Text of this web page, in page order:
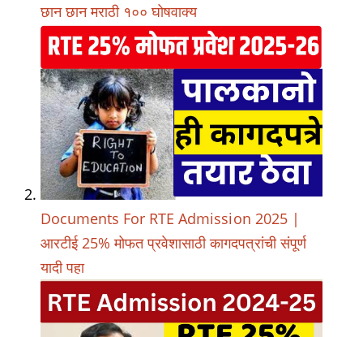
छान छान मराठी १०० घोषवाक्य
Documents For RTE Admission 2025 |
आरटीई 25% मोफत प्रवेशासाठी कागदपत्रांची संपूर्ण
यादी पहा